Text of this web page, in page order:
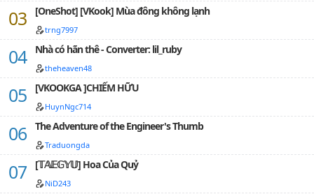
[OneShot] [VKook] Mùa đông không lạnh
trng7997
Nhà có hãn thê - Converter: lil_ruby
theheaven48
[VKOOKGA ]CHIẾM HỮU
HuynNgc714
The Adventure of the Engineer's Thumb
Traduongda
[𝕋𝔸𝔼𝔾𝕐𝕌] Hoa Của Quỷ
NiD243